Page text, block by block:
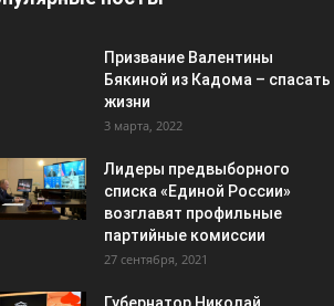
Призвание Валентины
Бякиной из Кадома – спасать
жизни
3 марта, 2022
Лидеры предвыборного
списка «Единой России»
возглавят профильные
партийные комиссии
27 сентября, 2021